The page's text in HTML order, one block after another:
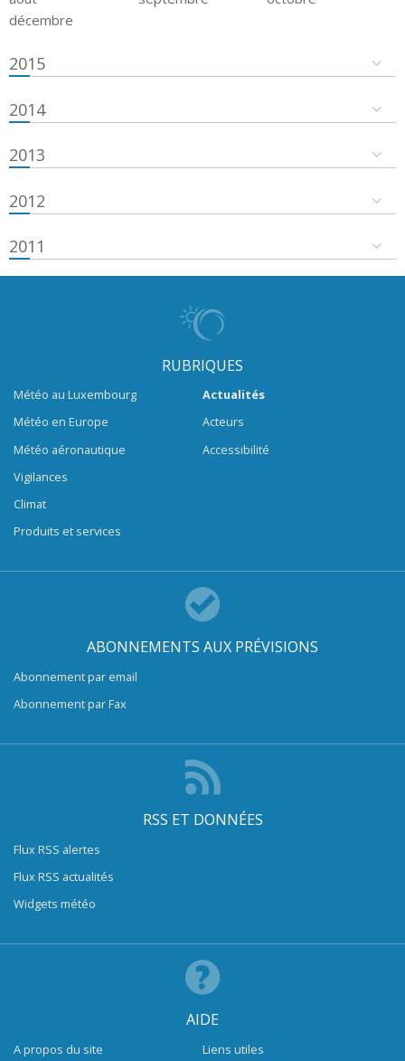
décembre
2015
2014
2013
2012
2011
RUBRIQUES
Météo au Luxembourg
Météo en Europe
Météo aéronautique
Vigilances
Climat
Produits et services
Actualités
Acteurs
Accessibilité
ABONNEMENTS AUX PRÉVISIONS
Abonnement par email
Abonnement par Fax
RSS ET DONNÉES
Flux RSS alertes
Flux RSS actualités
Widgets météo
AIDE
A propos du site Liens utiles